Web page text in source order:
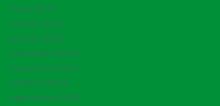
mars 2025
février 2025
janvier 2025
décembre 2024
novembre 2024
octobre 2024
septembre 2024